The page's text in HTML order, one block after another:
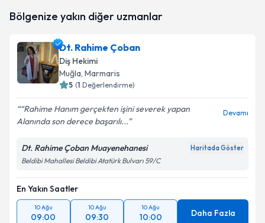
Bölgenize yakın diğer uzmanlar
Dt. Rahime Çoban
Diş Hekimi
Muğla, Marmaris
5 (1 Değerlendirme)
“Rahime Hanım gerçekten işini severek yapan
Alanında son derece başarılı...
Devamı
Dt. Rahime Çoban Muayenehanesi Haritada Göster
Beldibi Mahallesi Beldibi Atatürk Bulvarı 59/C
En Yakın Saatler
10 Ağu
09:00
10 Ağu
09:30
10 Ağu
10:00 Daha Fazla